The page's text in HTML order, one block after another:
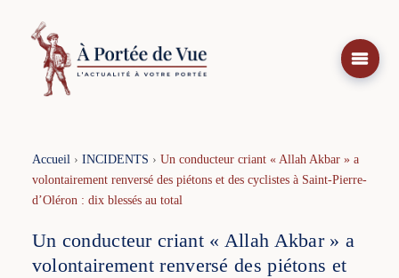
contenu
Accueil› INCIDENTS › Un conducteur criant « Allah Akbar » a
volontairement renversé des piétons et des cyclistes à Saint-Pierre-
d’Oléron : dix blessés au total
Un conducteur criant « Allah Akbar » a
volontairement renversé des piétons et